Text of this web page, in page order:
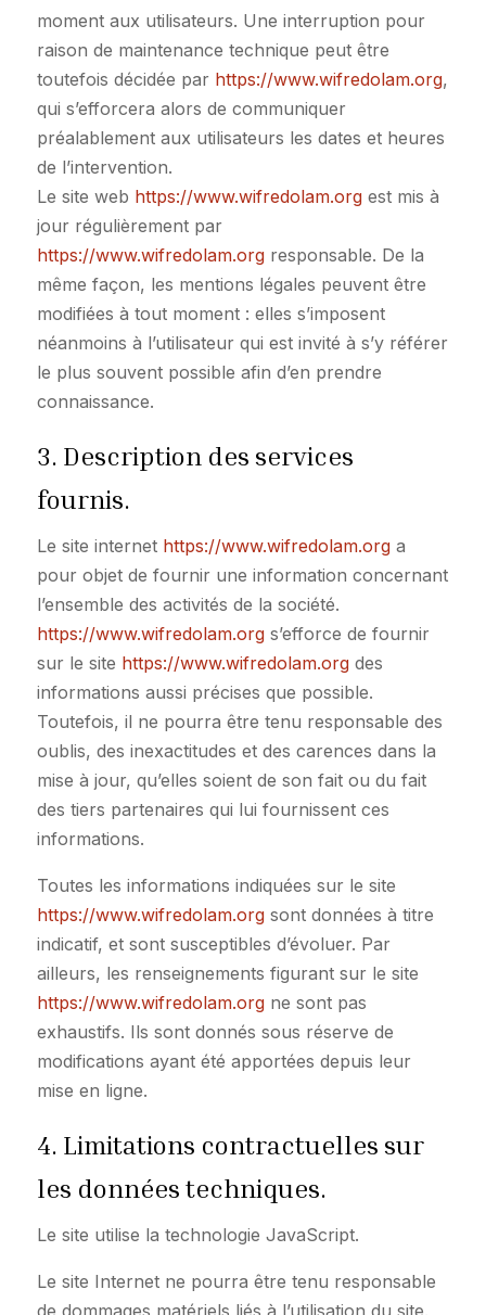
moment aux utilisateurs. Une interruption pour
raison de maintenance technique peut être
toutefois décidée par https://www.wifredolam.org,
qui s’efforcera alors de communiquer
préalablement aux utilisateurs les dates et heures
de l’intervention.
Le site web https://www.wifredolam.orgest mis à
jour régulièrement par
https://www.wifredolam.orgresponsable. De la
même façon, les mentions légales peuvent être
modifiées à tout moment : elles s’imposent
néanmoins à l’utilisateur qui est invité à s’y référer
le plus souvent possible afin d’en prendre
connaissance.
3. Description des services
fournis.
Le site internet https://www.wifredolam.orga
pour objet de fournir une information concernant
l’ensemble des activités de la société.
https://www.wifredolam.orgs’efforce de fournir
sur le site https://www.wifredolam.orgdes
informations aussi précises que possible.
Toutefois, il ne pourra être tenu responsable des
oublis, des inexactitudes et des carences dans la
mise à jour, qu’elles soient de son fait ou du fait
des tiers partenaires qui lui fournissent ces
informations.
Toutes les informations indiquées sur le site
https://www.wifredolam.orgsont données à titre
indicatif, et sont susceptibles d’évoluer. Par
ailleurs, les renseignements figurant sur le site
https://www.wifredolam.orgne sont pas
exhaustifs. Ils sont donnés sous réserve de
modifications ayant été apportées depuis leur
mise en ligne.
4. Limitations contractuelles sur
les données techniques.
Le site utilise la technologie JavaScript.
Le site Internet ne pourra être tenu responsable
de dommages matériels liés à l’utilisation du site.